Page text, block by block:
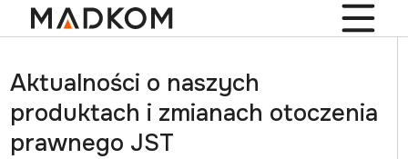
Aktualności o naszych
produktach i zmianach otoczenia
prawnego JST